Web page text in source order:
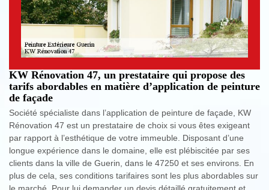
KW Rénovation 47, un prestataire qui propose des
tarifs abordables en matière d’application de peinture
de façade
Société spécialiste dans l’application de peinture de façade, KW
Rénovation 47 est un prestataire de choix si vous êtes exigeant
par rapport à l’esthétique de votre immeuble. Disposant d’une
longue expérience dans le domaine, elle est plébiscitée par ses
clients dans la ville de Guerin, dans le 47250 et ses environs. En
plus de cela, ses conditions tarifaires sont les plus abordables sur